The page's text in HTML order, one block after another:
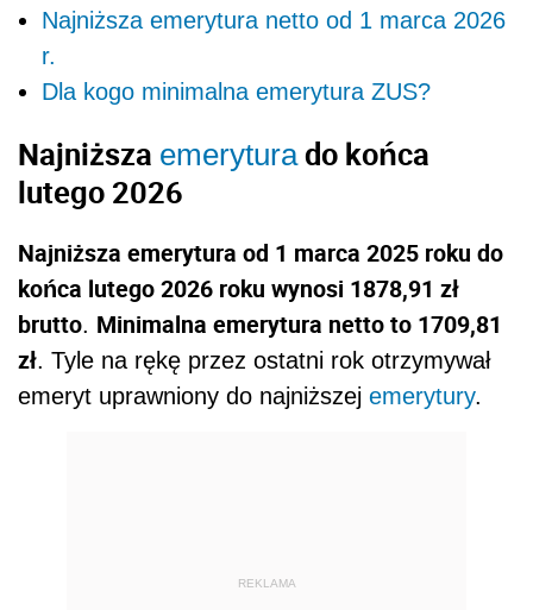
Najniższa emerytura netto od 1 marca 2026
r.
Dla kogo minimalna emerytura ZUS?
Najniższa emeryturado końca
lutego 2026
Najniższa emerytura od 1 marca 2025 roku do
końca lutego 2026 roku wynosi 1878,91 zł
brutto. Minimalna emerytura netto to 1709,81
zł. Tyle na rękę przez ostatni rok otrzymywał
emeryt uprawniony do najniższej emerytury.
REKLAMA